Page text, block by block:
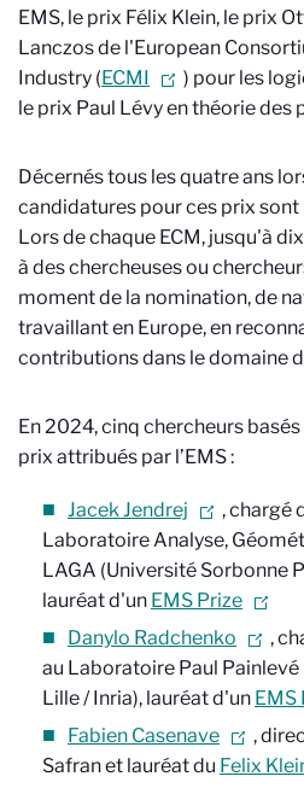
EMS, le prix Félix Klein, le prix
Lanczos de l'European
Industry (ECMI
) pour les
le prix Paul Lévy en théorie des
Décernés tous les quatre ans
candidatures pour ces prix sont
Lors de chaque ECM, jusqu'à
à des chercheuses ou
moment de la nomination, de
travaillant en Europe, en
contributions dans le domaine
En 2024, cinq chercheurs
prix attribués par l’EMS :
Jacek Jendrej
, chargé
Laboratoire Analyse,
LAGA (Université Sorbonne
lauréat d'un EMS Prize
Danylo Radchenko
,
au Laboratoire Paul Painlevé
Lille / Inria), lauréat d'un EMS
Fabien Casenave
,
Safran et lauréat du Felix